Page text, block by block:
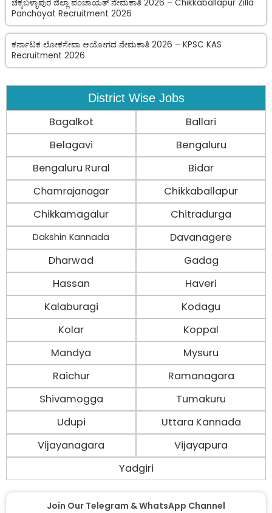
ಚಿಕ್ಕಬಳ್ಳಾಪುರ ಜಿಲ್ಲಾ ಪಂಚಾಯತ್ ನೇಮಕಾತಿ 2026 – Chikkaballapur Zilla
Panchayat Recruitment 2026
ಕರ್ನಾಟಕ ಲೋಕಸೇವಾ ಆಯೋಗದ ನೇಮಕಾತಿ 2026 – KPSC KAS
Recruitment 2026
District Wise Jobs
Bagalkot
Ballari
Belagavi
Bengaluru
Bengaluru Rural
Bidar
Chamrajanagar
Chikkaballapur
Chikkamagalur
Chitradurga
Dakshin Kannada
Davanagere
Dharwad
Gadag
Hassan
Haveri
Kalaburagi
Kodagu
Kolar
Koppal
Mandya
Mysuru
Raichur
Ramanagara
Shivamogga
Tumakuru
Udupi
Uttara Kannada
Vijayanagara
Vijayapura
Yadgiri
Join Our Telegram & WhatsApp Channel